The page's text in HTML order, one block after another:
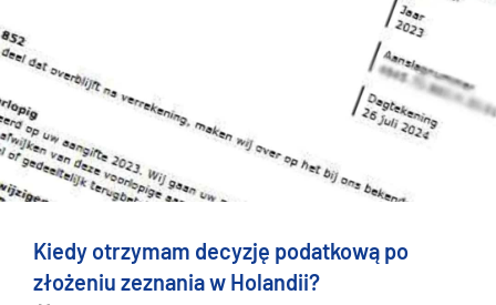
Kiedy otrzymam decyzję podatkową po
złożeniu zeznania w Holandii?